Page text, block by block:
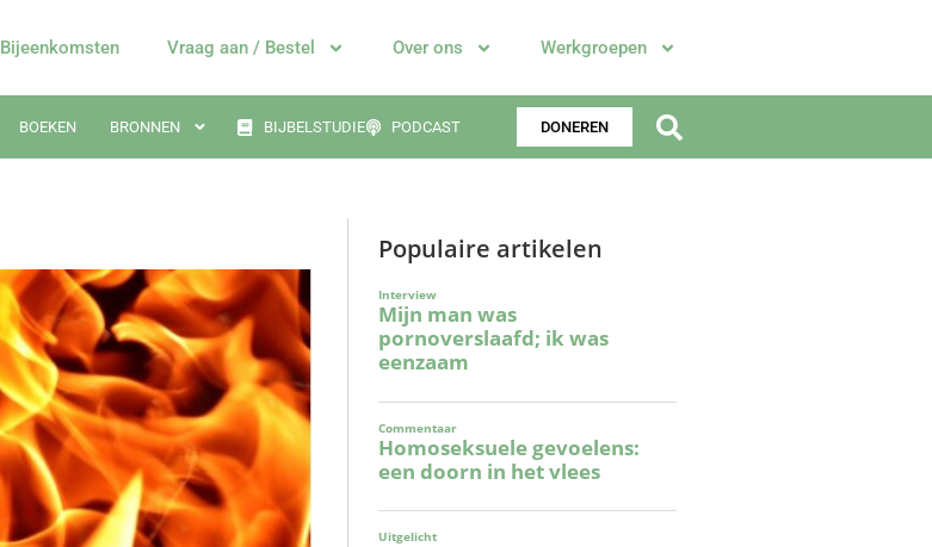
Bijeenkomsten Vraag aan / Bestel Over ons Werkgroepen
BOEKEN BRONNEN BIJBELSTUDIE PODCAST DONEREN
Populaire artikelen